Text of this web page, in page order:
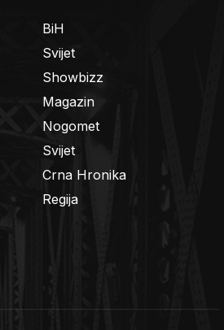
BiH
Svijet
Showbizz
Magazin
Nogomet
Svijet
Crna Hronika
Regija